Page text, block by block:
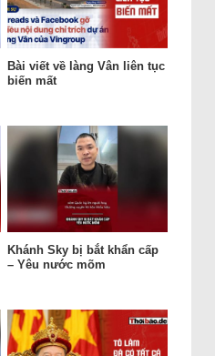
Bài viết về làng Vân liên tục
biến mất
Khánh Sky bị bắt khẩn cấp
– Yêu nước mõm